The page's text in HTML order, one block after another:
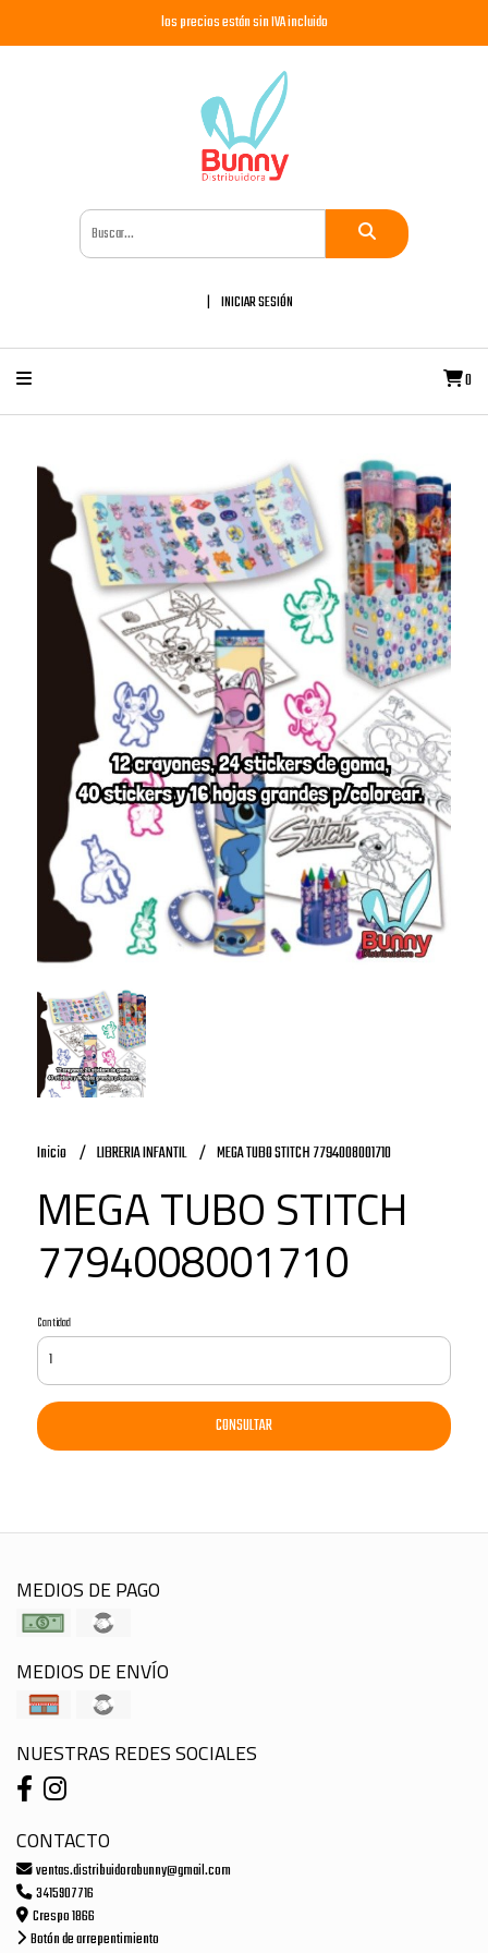
los precios están sin IVA incluido
INICIAR SESIÓN
0
Inicio LIBRERIA INFANTIL MEGA TUBO STITCH 7794008001710
MEGA TUBO STITCH
7794008001710
Cantidad
CONSULTAR
MEDIOS DE PAGO
MEDIOS DE ENVÍO
NUESTRAS REDES SOCIALES
CONTACTO
ventas.distribuidorabunny@gmail.com
3415907716
Crespo 1866
Botón de arrepentimiento